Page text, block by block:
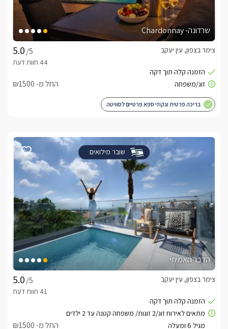
שרדונה- Chardonnay
/5
צימר בצפון, עין יעקב
החל מ- ₪1500
בריכה פרטית וגקוזי ספא פרטיים לסוויטה
שובר מילואים
הדבר האמיתי
/5
צימר בצפון, עין יעקב
החל מ- ₪1500